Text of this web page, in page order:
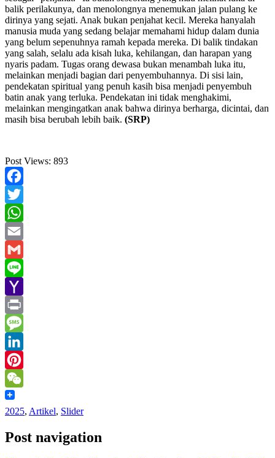
balik perilakunya, dan menolongnya menemukan jalan pulang ke
dirinya yang sejati. Anak bukan penjahat kecil. Mereka hanyalah
manusia muda yang sedang belajar memahami hidup dalam dunia
yang belum sepenuhnya ramah kepada mereka. Di balik tindakan
yang salah, selalu ada kisah luka, kehilangan, dan harapan yang
nyaris padam. Tugas orang dewasa bukan menambah luka itu,
melainkan menjadi bagian dari penyembuhannya. Di sisi lain,
pendekatan spiritual yang penuh kasih bisa menjadi penyembuh
batin anak yang terluka. Pendekatan ini tidak menghakimi,
melainkan mengingatkan anak bahwa dirinya berharga, dicintai, dan
masih bisa berubah lebih baik. (SRP)
Post Views: 893
Facebook
Twitter
WhatsApp
Email
Gmail
Line
Yahoo
Mail
Print
Message
LinkedIn
Pinterest
WeChat
2025, Artikel, Slider
Post navigation